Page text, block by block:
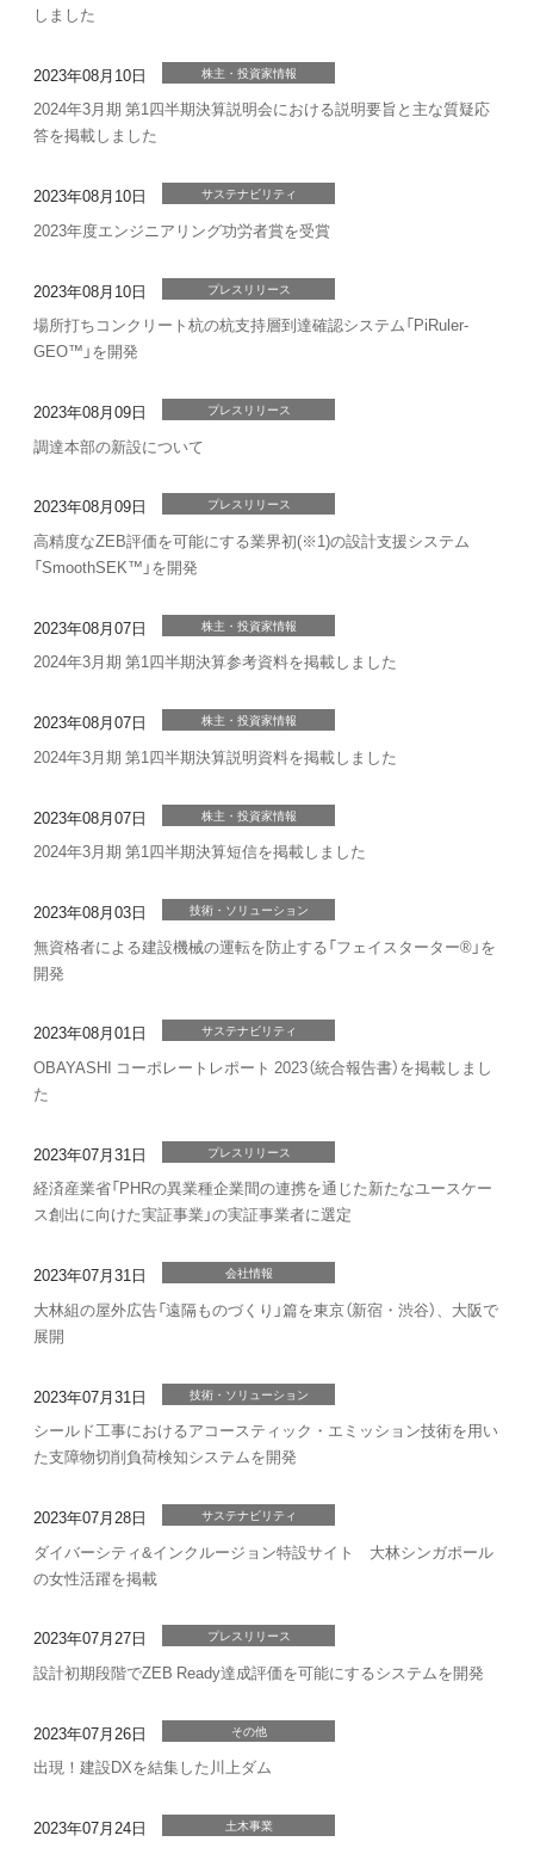
しました
2023年08月10日 株主・投資家情報
2024年3月期 第1四半期決算説明会における説明要旨と主な質疑応
答を掲載しました
2023年08月10日 サステナビリティ
2023年度エンジニアリング功労者賞を受賞
2023年08月10日 プレスリリース
場所打ちコンクリート杭の杭支持層到達確認システム「PiRuler-
GEO™」を開発
2023年08月09日 プレスリリース
調達本部の新設について
2023年08月09日 プレスリリース
高精度なZEB評価を可能にする業界初(※1)の設計支援システム
「SmoothSEK™」を開発
2023年08月07日 株主・投資家情報
2024年3月期 第1四半期決算参考資料を掲載しました
2023年08月07日 株主・投資家情報
2024年3月期 第1四半期決算説明資料を掲載しました
2023年08月07日 株主・投資家情報
2024年3月期 第1四半期決算短信を掲載しました
2023年08月03日 技術・ソリューション
無資格者による建設機械の運転を防止する「フェイスターター®」を
開発
2023年08月01日 サステナビリティ
OBAYASHI コーポレートレポート 2023（統合報告書）を掲載しまし
た
2023年07月31日 プレスリリース
経済産業省「PHRの異業種企業間の連携を通じた新たなユースケー
ス創出に向けた実証事業」の実証事業者に選定
2023年07月31日 会社情報
大林組の屋外広告「遠隔ものづくり」篇を東京（新宿・渋谷）、大阪で
展開
2023年07月31日 技術・ソリューション
シールド工事におけるアコースティック・エミッション技術を用い
た支障物切削負荷検知システムを開発
2023年07月28日 サステナビリティ
ダイバーシティ&インクルージョン特設サイト 大林シンガポール
の女性活躍を掲載
2023年07月27日 プレスリリース
設計初期段階でZEB Ready達成評価を可能にするシステムを開発
2023年07月26日 その他
出現！建設DXを結集した川上ダム
2023年07月24日 土木事業